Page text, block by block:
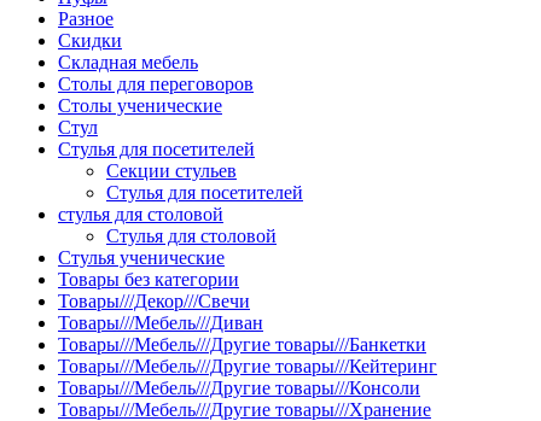
Разное
Скидки
Складная мебель
Столы для переговоров
Столы ученические
Стул
Стулья для посетителей
Секции стульев
Стулья для посетителей
стулья для столовой
Стулья для столовой
Стулья ученические
Товары без категории
Товары///Декор///Свечи
Товары///Мебель///Диван
Товары///Мебель///Другие товары///Банкетки
Товары///Мебель///Другие товары///Кейтеринг
Товары///Мебель///Другие товары///Консоли
Товары///Мебель///Другие товары///Хранение